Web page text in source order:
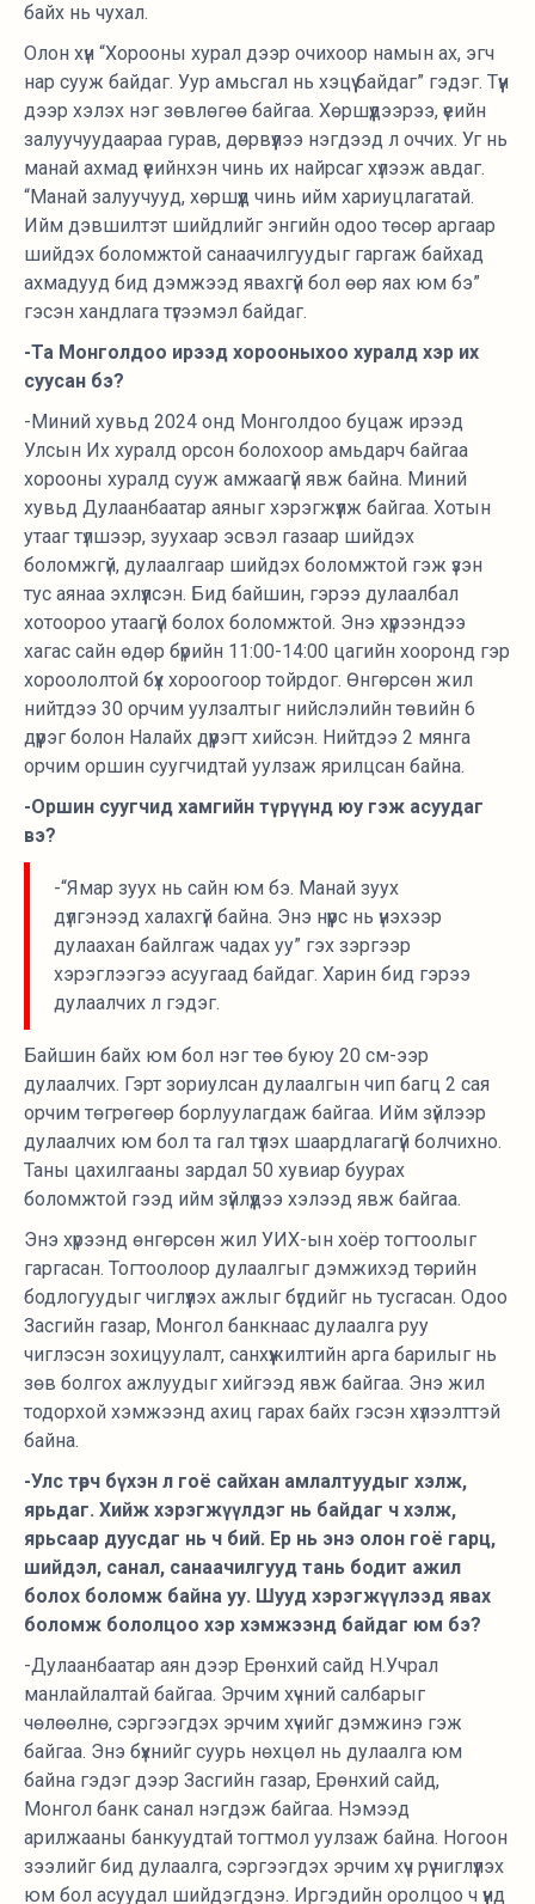
байх нь чухал.
Олон хүн “Хорооны хурал дээр очихоор намын ах, эгч
нар сууж байдаг. Уур амьсгал нь хэцүү байдаг” гэдэг. Түүн
дээр хэлэх нэг зөвлөгөө байгаа. Хөршүүдээрээ, үеийн
залуучуудаараа гурав, дөрвүүлээ нэгдээд л оччих. Уг нь
манай ахмад үеийнхэн чинь их найрсаг хүлээж авдаг.
“Манай залуучууд, хөршүүд чинь ийм хариуцлагатай.
Ийм дэвшилтэт шийдлийг энгийн одоо төсөр аргаар
шийдэх боломжтой санаачилгуудыг гаргаж байхад
ахмадууд бид дэмжээд явахгүй бол өөр яах юм бэ”
гэсэн хандлага түгээмэл байдаг.
-Та Монголдоо ирээд хорооныхоо хуралд хэр их
суусан бэ?
-Миний хувьд 2024 онд Монголдоо буцаж ирээд
Улсын Их хуралд орсон болохоор амьдарч байгаа
хорооны хуралд сууж амжаагүй явж байна. Миний
хувьд Дулаанбаатар аяныг хэрэгжүүлж байгаа. Хотын
утааг түлшээр, зуухаар эсвэл газаар шийдэх
боломжгүй, дулаалгаар шийдэх боломжтой гэж үзэн
тус аянаа эхлүүлсэн. Бид байшин, гэрээ дулаалбал
хотоороо утаагүй болох боломжтой. Энэ хүрээндээ
хагас сайн өдөр бүрийн 11:00-14:00 цагийн хооронд гэр
хороололтой бүх хороогоор тойрдог. Өнгөрсөн жил
нийтдээ 30 орчим уулзалтыг нийслэлийн төвийн 6
дүүрэг болон Налайх дүүрэгт хийсэн. Нийтдээ 2 мянга
орчим оршин суугчидтай уулзаж ярилцсан байна.
-Оршин суугчид хамгийн түрүүнд юу гэж асуудаг
вэ?
-“Ямар зуух нь сайн юм бэ. Манай зуух
дүлгэнээд халахгүй байна. Энэ нүүрс нь үнэхээр
дулаахан байлгаж чадах уу” гэх зэргээр
хэрэглээгээ асуугаад байдаг. Харин бид гэрээ
дулаалчих л гэдэг.
Байшин байх юм бол нэг төө буюу 20 см-ээр
дулаалчих. Гэрт зориулсан дулаалгын чип багц 2 сая
орчим төгрөгөөр борлуулагдаж байгаа. Ийм зүйлээр
дулаалчих юм бол та гал түлэх шаардлагагүй болчихно.
Таны цахилгааны зардал 50 хувиар буурах
боломжтой гээд ийм зүйлүүдээ хэлээд явж байгаа.
Энэ хүрээнд өнгөрсөн жил УИХ-ын хоёр тогтоолыг
гаргасан. Тогтоолоор дулаалгыг дэмжихэд төрийн
бодлогуудыг чиглүүлэх ажлыг бүгдийг нь тусгасан. Одоо
Засгийн газар, Монгол банкнаас дулаалга руу
чиглэсэн зохицуулалт, санхүүжилтийн арга барилыг нь
зөв болгох ажлуудыг хийгээд явж байгаа. Энэ жил
тодорхой хэмжээнд ахиц гарах байх гэсэн хүлээлттэй
байна.
-Улс төрч бүхэн л гоё сайхан амлалтуудыг хэлж,
ярьдаг. Хийж хэрэгжүүлдэг нь байдаг ч хэлж,
ярьсаар дуусдаг нь ч бий. Ер нь энэ олон гоё гарц,
шийдэл, санал, санаачилгууд тань бодит ажил
болох боломж байна уу. Шууд хэрэгжүүлээд явах
боломж бололцоо хэр хэмжээнд байдаг юм бэ?
-Дулаанбаатар аян дээр Ерөнхий сайд Н.Учрал
манлайлалтай байгаа. Эрчим хүчний салбарыг
чөлөөлнө, сэргээгдэх эрчим хүчийг дэмжинэ гэж
байгаа. Энэ бүхнийг суурь нөхцөл нь дулаалга юм
байна гэдэг дээр Засгийн газар, Ерөнхий сайд,
Монгол банк санал нэгдэж байгаа. Нэмээд
арилжааны банкуудтай тогтмол уулзаж байна. Ногоон
зээлийг бид дулаалга, сэргээгдэх эрчим хүч рүү чиглүүлэх
юм бол асуудал шийдэгдэнэ. Иргэдийн оролцоо ч үүнд